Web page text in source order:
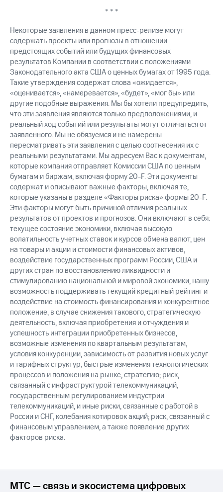
* * *
Некоторые заявления в данном пресс-релизе могут
содержать проекты или прогнозы в отношении
предстоящих событий или будущих финансовых
результатов Компании в соответствии с положениями
Законодательного акта США о ценных бумагах от 1995 года.
Такие утверждения содержат слова «ожидается»,
«оценивается», «намеревается», «будет», «мог бы» или
другие подобные выражения. Мы бы хотели предупредить,
что эти заявления являются только предположениями, и
реальный ход событий или результаты могут отличаться от
заявленного. Мы не обязуемся и не намерены
пересматривать эти заявления с целью соотнесения их с
реальными результатами. Мы адресуем Вас к документам,
которые компания отправляет Комиссии США по ценным
бумагам и биржам, включая форму 20-F. Эти документы
содержат и описывают важные факторы, включая те,
которые указаны в разделе «Факторы риска» формы 20-F.
Эти факторы могут быть причиной отличия реальных
результатов от проектов и прогнозов. Они включают в себя:
текущее состояние экономики, включая высокую
волатильность учетных ставок и курсов обмена валют, цен
на товары и акции и стоимости финансовых активов,
воздействие государственных программ России, США и
других стран по восстановлению ликвидности и
стимулированию национальной и мировой экономики, нашу
возможность поддерживать текущий кредитный рейтинг и
воздействие на стоимость финансирования и конкурентное
положение, в случае снижения такового, стратегическую
деятельность, включая приобретения и отчуждения и
успешность интеграции приобретенных бизнесов,
возможные изменения по квартальным результатам,
условия конкуренции, зависимость от развития новых услуг
и тарифных структур, быстрые изменения технологических
процессов и положения на рынке, стратегию; риск,
связанный с инфраструктурой телекоммуникаций,
государственным регулированием индустрии
телекоммуникаций, и иные риски, связанные с работой в
России и СНГ, колебания котировок акций; риск, связанный с
финансовым управлением, а также появление других
факторов риска.
МТС — связь и экосистема цифровых